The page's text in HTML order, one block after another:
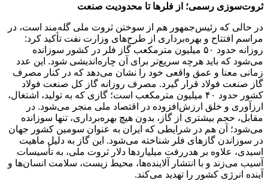
ثروت‌سوزی رسمی؛ از فلرها تا محدودیت صنعت
در حالی که رئیس‌جمهور هم از سوختن ثروت ملی گله‌مند است، در
مراسم افتتاح و بهره‌برداری از طرح‌های وزارت نفت تأکید کرد:
روزانه حدود ۵۰ میلیون مترمکعب گاز فلر در کشور سوزانده
می‌شود که باید هرچه سریع‌تر برای آن چاره‌اندیشی شود. این عدد
زمانی معنا و عمق واقعی خود را نشان می‌دهد که در کنار مصرف
گاز صنعت فولاد قرار گیرد. مصرف روزانه گاز کل صنعت فولاد
کشور حدود ۴۰ میلیون مترمکعب است؛ گازی که به تولید، اشتغال،
ارزآوری و خلق ارزش‌افزوده در اقتصاد ملی منجر می‌شود. در
مقابل، حجم بیشتری از گاز، بدون هیچ بهره‌برداری، تنها سوزانده
می‌شود؛ آن هم در شرایطی که ایران به‌ عنوان سومین کشور جهان
در سوزاندن گازهای فلر شناخته می‌شود. این گاز به دلیل ماهیت
اسیدی، علاوه بر هدررفت میلیاردها دلار ثروت ملی، به تأسیسات
آسیب می‌زند و با انتشار آلاینده‌ها، محیط زیست، سلامت انسان‌ها و
آینده انرژی کشور را تهدید می‌کند.